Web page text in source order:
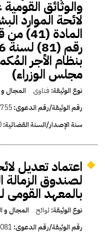
والوثائق
لائحة الموارد
المادة
بنظام الأجر
مجلس الوزراء)
نوع الوثيقة: فتاوى المجال
رقم الوثيقة/رقم الدعوى:
سنة الإصدار/السنة القضائية:
اعتماد تعديل
لصندوق الزمالة
بالمعهد القومى
نوع الوثيقة: لوائح المجال و
رقم الوثيقة/رقم الدعوى: